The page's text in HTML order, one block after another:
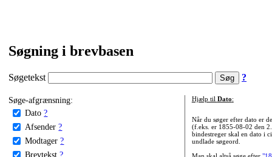
Søgning i brevbasen
Søgetekst ?
Søge-afgrænsning:
Dato ?
Afsender ?
Modtager ?
Brevtekst ?
Hjælp til Dato:
Når du søger efter dato er
(f.eks. er 1855-08-02 den
bindestreger skal en dato i
undlade søgeord.
Man skal altså søge efter